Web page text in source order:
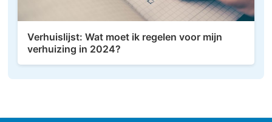
Verhuislijst: Wat moet ik regelen voor mijn
verhuizing in 2024?